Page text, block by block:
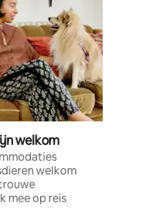
welkom
welkom
mee op reis